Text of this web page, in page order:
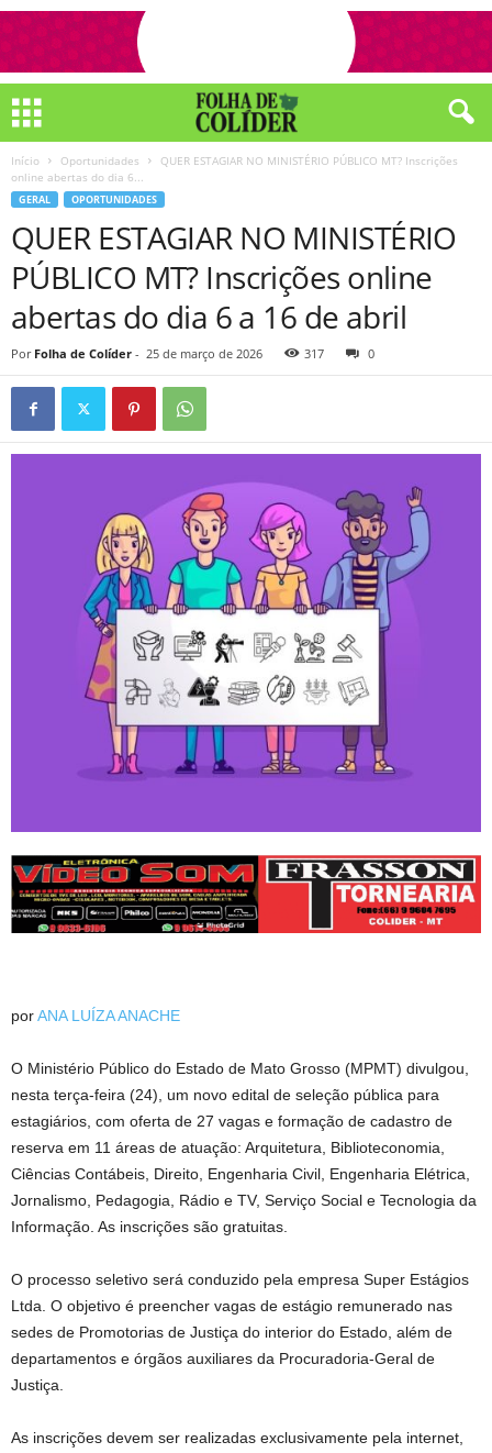
Início Oportunidades
QUER ESTAGIAR NO MINISTÉRIO PÚBLICO MT? Inscrições
online abertas do dia 6...
GERAL OPORTUNIDADES
QUER ESTAGIAR NO MINISTÉRIO
PÚBLICO MT? Inscrições online
abertas do dia 6 a 16 de abril
Por Folha de Colíder - 25 de março de 2026 317 0
porANA LUÍZA ANACHE
O Ministério Público do Estado de Mato Grosso (MPMT) divulgou,
nesta terça-feira (24), um novo edital de seleção pública para
estagiários, com oferta de 27 vagas e formação de cadastro de
reserva em 11 áreas de atuação: Arquitetura, Biblioteconomia,
Ciências Contábeis, Direito, Engenharia Civil, Engenharia Elétrica,
Jornalismo, Pedagogia, Rádio e TV, Serviço Social e Tecnologia da
Informação. As inscrições são gratuitas.
O processo seletivo será conduzido pela empresa Super Estágios
Ltda. O objetivo é preencher vagas de estágio remunerado nas
sedes de Promotorias de Justiça do interior do Estado, além de
departamentos e órgãos auxiliares da Procuradoria-Geral de
Justiça.
As inscrições devem ser realizadas exclusivamente pela internet,